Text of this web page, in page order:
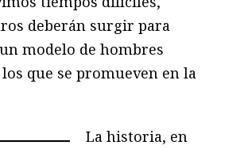
deberán surgir para
modelo de hombres
que se promueven en la
La historia, en